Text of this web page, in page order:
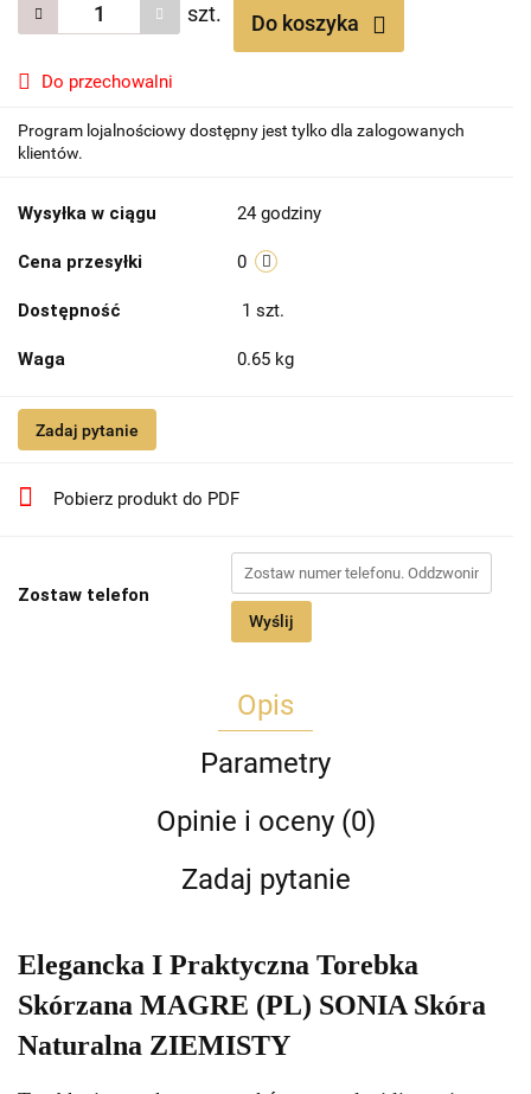
szt. Do koszyka
Do przechowalni
Program lojalnościowy dostępny jest tylko dla zalogowanych
klientów.
Wysyłka w ciągu 24 godziny
Cena przesyłki 0
Dostępność 1 szt.
Waga 0.65 kg
Zadaj pytanie
Pobierz produkt do PDF
Zostaw telefon
Wyślij
Opis
Parametry
Opinie i oceny (0)
Zadaj pytanie
Elegancka I Praktyczna Torebka
Skórzana MAGRE (PL) SONIA Skóra
Naturalna ZIEMISTY